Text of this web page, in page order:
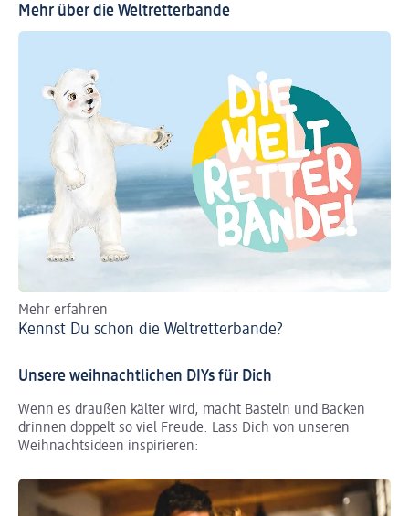
Mehr über die Weltretterbande
Mehr erfahren
Kennst Du schon die Weltretterbande?
Unsere weihnachtlichen DIYs für Dich
Wenn es draußen kälter wird, macht Basteln und Backen
drinnen doppelt so viel Freude. Lass Dich von unseren
Weihnachtsideen inspirieren: